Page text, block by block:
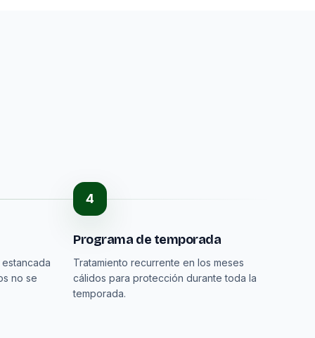
no se
4
Programa de temporada
Tratamiento recurrente en los meses
cálidos para protección durante toda la
temporada.